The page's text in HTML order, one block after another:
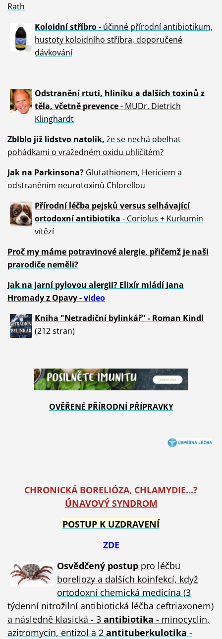
Rath
Koloidní stříbro- účinné přírodní antibiotikum,
hustoty koloidního stříbra, doporučené
dávkování
Odstranění rtuti, hliníku a dalších toxinů z
těla, včetně prevence- MUDr. Dietrich
Klinghardt
Zblblo již lidstvo natolik, že se nechá obelhat
pohádkami o vražedném oxidu uhličitém?
Jak na Parkinsona?Glutathionem, Hericiem a
odstraněním neurotoxinů Chlorellou
Přírodní léčba pejsků versus selhávající
ortodoxní antibiotika - Coriolus + Kurkumin
vítězí
Proč my máme potravinové alergie, přičemž je naši
prarodiče neměli?
Jak na jarní pylovou alergii? Elixír mládí Jana
Hromady z Opavy -video
Kniha "Netradiční bylinkář" - Roman Kindl
(212 stran)
OVĚŘENÉ PŘÍRODNÍ PŘÍPRAVKY
CHRONICKÁ BORELIÓZA, CHLAMYDIE...?
ÚNAVOVÝ SYNDROM
POSTUP K UZDRAVENÍ
ZDE
Osvědčený postuppro léčbu
boreliozy a dalších koinfekcí, když
ortodoxní chemická medicína (3
týdenní nitrožilní antibiotická léčba ceftriaxonem)
a následně klasická - 3 antibiotika - minocyclin,
azitromycin, entizol a 2 antituberkulotika -